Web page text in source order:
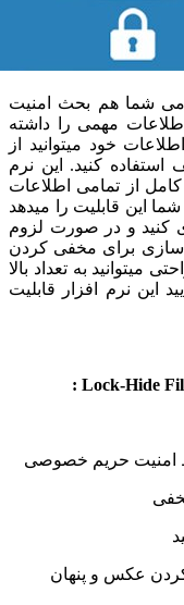
هم بحث امنیت
مهمی را داشته
میتوانید از
کنید. این نرم
تمامی اطلاعات
را میدهد
و در صورت لزوم
برای مخفی کردن
به تعداد بالا
افزار قابلیت
حریم خصوصی
و پنهان